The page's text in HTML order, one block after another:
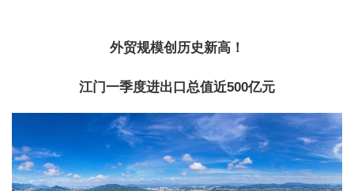
外贸规模创历史新高！
江门一季度进出口总值近500亿元